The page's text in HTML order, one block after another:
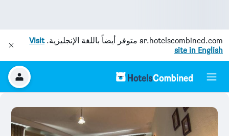
ar.hotelscombined.com متوفر أيضاً باللغة الإنجليزية.Visit
site in English